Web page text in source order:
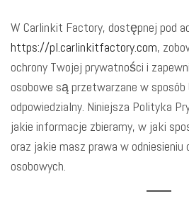
W Carlinkit Factory, dostępnej pod
https://pl.carlinkitfactory.com,
ochrony Twojej prywatności i
osobowe są przetwarzane w sposób
odpowiedzialny. Niniejsza Polityka
jakie informacje zbieramy, w jaki
oraz jakie masz prawa w odniesieniu
osobowych.